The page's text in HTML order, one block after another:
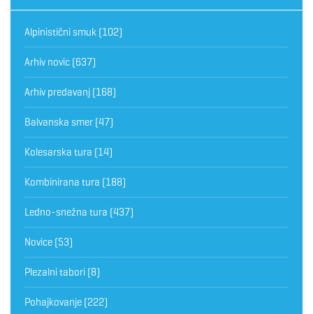
Alpinistični smuk (102)
Arhiv novic (637)
Arhiv predavanj (168)
Balvanska smer (47)
Kolesarska tura (14)
Kombinirana tura (188)
Ledno-snežna tura (437)
Novice (53)
Plezalni tabori (8)
Pohajkovanje (222)